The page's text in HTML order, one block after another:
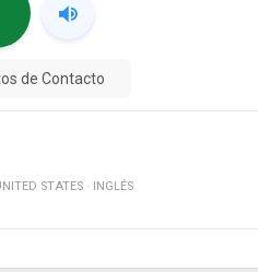
de Contacto
STATES · INGLÉS